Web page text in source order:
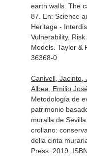
earth walls. The
87. En: Science
Heritage -
Vulnerability,
Models. Taylor &
36368-0
Canivell, Jacinto,
Albea, Emilio
Metodología de
patrimonio
muralla de
crollano:
della cinta
Press. 2019.